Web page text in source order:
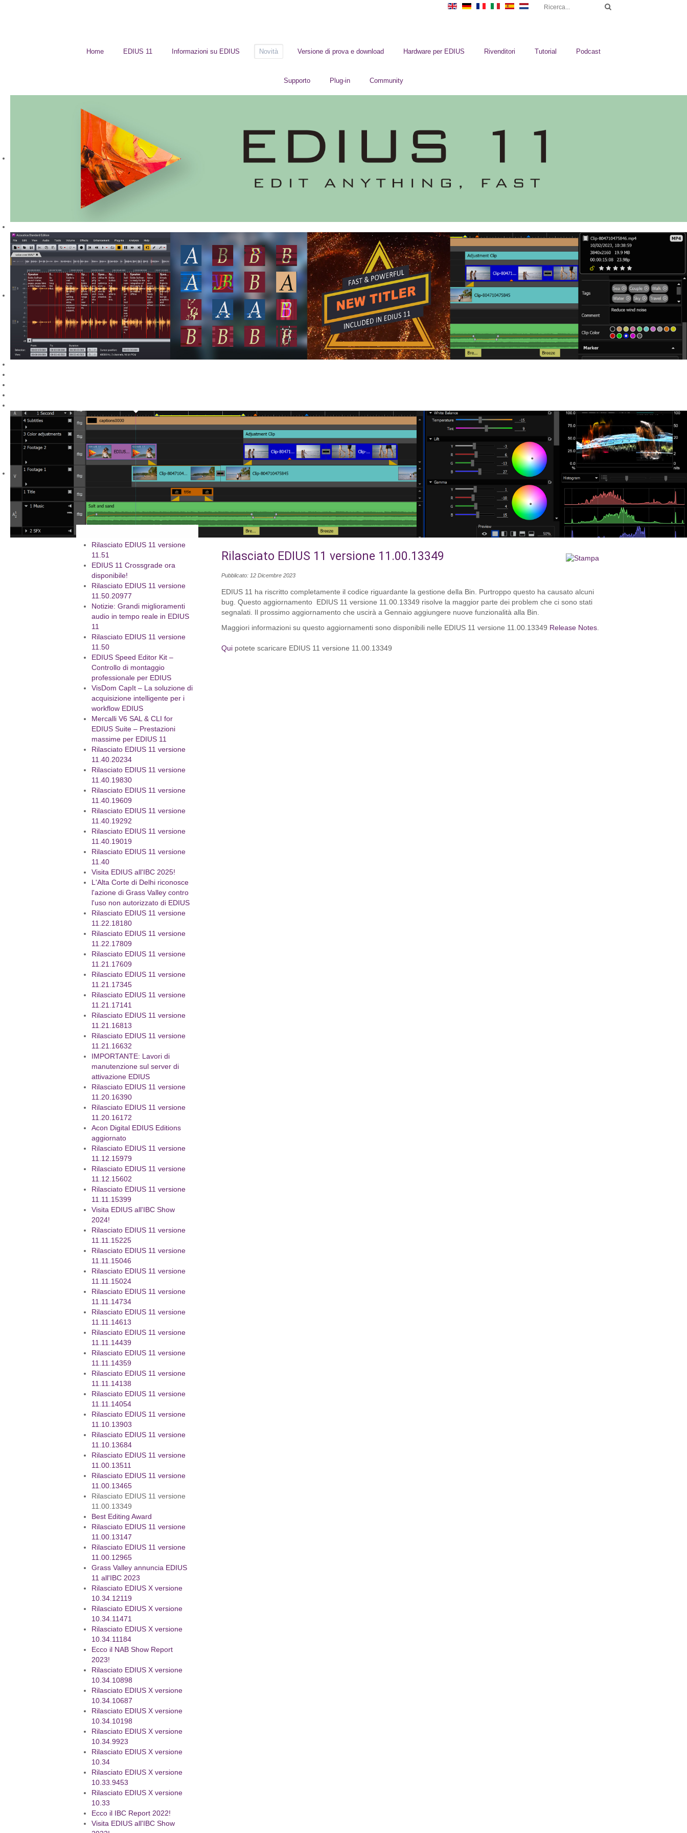
Home EDIUS 11 Informazioni su EDIUS Novità Versione di prova e download Hardware per EDIUS Rivenditori Tutorial Podcast
Supporto Plug-in Community
Rilasciato EDIUS 11 versione 11.00.13349
Pubblicato: 12 Dicembre 2023
EDIUS 11 ha riscritto completamente il codice riguardante la gestione della Bin. Purtroppo questo ha causato alcuni
bug. Questo aggiornamento EDIUS 11 versione 11.00.13349 risolve la maggior parte dei problem che ci sono stati
segnalati. Il prossimo aggiornamento che uscirà a Gennaio aggiungere nuove funzionalità alla Bin.
Maggiori informazioni su questo aggiornamenti sono disponibili nelle EDIUS 11 versione 11.00.13349 Release Notes
Qui potete scaricare EDIUS 11 versione 11.00.13349
Rilasciato EDIUS 11 versione
11.51
EDIUS 11 Crossgrade ora
disponibile!
Rilasciato EDIUS 11 versione
11.50.20977
Notizie: Grandi miglioramenti
audio in tempo reale in EDIUS
11
Rilasciato EDIUS 11 versione
11.50
EDIUS Speed Editor Kit –
Controllo di montaggio
professionale per EDIUS
VisDom CapIt – La soluzione di
acquisizione intelligente per i
workflow EDIUS
Mercalli V6 SAL & CLI for
EDIUS Suite – Prestazioni
massime per EDIUS 11
Rilasciato EDIUS 11 versione
11.40.20234
Rilasciato EDIUS 11 versione
11.40.19830
Rilasciato EDIUS 11 versione
11.40.19609
Rilasciato EDIUS 11 versione
11.40.19292
Rilasciato EDIUS 11 versione
11.40.19019
Rilasciato EDIUS 11 versione
11.40
Visita EDIUS all'IBC 2025!
L'Alta Corte di Delhi riconosce
l'azione di Grass Valley contro
l'uso non autorizzato di EDIUS
Rilasciato EDIUS 11 versione
11.22.18180
Rilasciato EDIUS 11 versione
11.22.17809
Rilasciato EDIUS 11 versione
11.21.17609
Rilasciato EDIUS 11 versione
11.21.17345
Rilasciato EDIUS 11 versione
11.21.17141
Rilasciato EDIUS 11 versione
11.21.16813
Rilasciato EDIUS 11 versione
11.21.16632
IMPORTANTE: Lavori di
manutenzione sul server di
attivazione EDIUS
Rilasciato EDIUS 11 versione
11.20.16390
Rilasciato EDIUS 11 versione
11.20.16172
Acon Digital EDIUS Editions
aggiornato
Rilasciato EDIUS 11 versione
11.12.15979
Rilasciato EDIUS 11 versione
11.12.15602
Rilasciato EDIUS 11 versione
11.11.15399
Visita EDIUS all'IBC Show
2024!
Rilasciato EDIUS 11 versione
11.11.15225
Rilasciato EDIUS 11 versione
11.11.15046
Rilasciato EDIUS 11 versione
11.11.15024
Rilasciato EDIUS 11 versione
11.11.14734
Rilasciato EDIUS 11 versione
11.11.14613
Rilasciato EDIUS 11 versione
11.11.14439
Rilasciato EDIUS 11 versione
11.11.14359
Rilasciato EDIUS 11 versione
11.11.14138
Rilasciato EDIUS 11 versione
11.11.14054
Rilasciato EDIUS 11 versione
11.10.13903
Rilasciato EDIUS 11 versione
11.10.13684
Rilasciato EDIUS 11 versione
11.00.13511
Rilasciato EDIUS 11 versione
11.00.13465
Rilasciato EDIUS 11 versione
11.00.13349
Best Editing Award
Rilasciato EDIUS 11 versione
11.00.13147
Rilasciato EDIUS 11 versione
11.00.12965
Grass Valley annuncia EDIUS
11 all'IBC 2023
Rilasciato EDIUS X versione
10.34.12119
Rilasciato EDIUS X versione
10.34.11471
Rilasciato EDIUS X versione
10.34.11184
Ecco il NAB Show Report
2023!
Rilasciato EDIUS X versione
10.34.10898
Rilasciato EDIUS X versione
10.34.10687
Rilasciato EDIUS X versione
10.34.10198
Rilasciato EDIUS X versione
10.34.9923
Rilasciato EDIUS X versione
10.34
Rilasciato EDIUS X versione
10.33.9453
Rilasciato EDIUS X versione
10.33
Ecco il IBC Report 2022!
Visita EDIUS all'IBC Show